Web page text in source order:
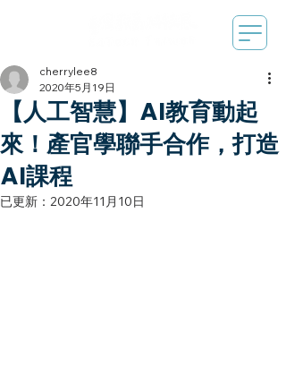
【人工智慧】AI教育動起
來！產官學聯手合作，打造
AI課程
cherrylee8
2020年5月19日
已更新： 2020年11月10日